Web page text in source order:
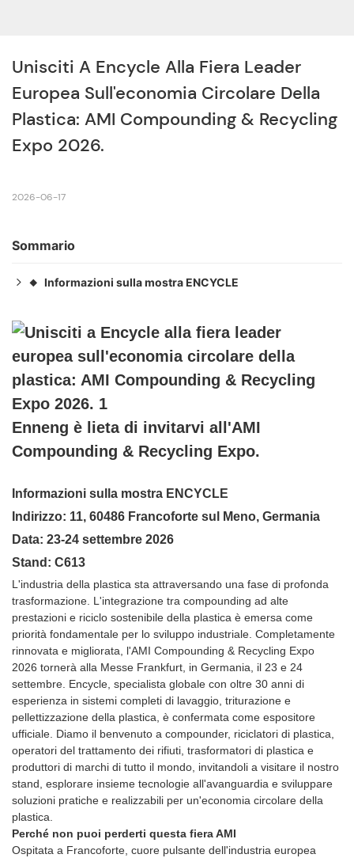
Unisciti A Encycle Alla Fiera Leader
Europea Sull'economia Circolare Della
Plastica: AMI Compounding & Recycling
Expo 2026.
2026-06-17
Sommario
◆ Informazioni sulla mostra ENCYCLE
◆ Data: 23-24 settembre 2026
Stand: C613
Enneng è lieta di invitarvi all'AMI
Compounding & Recycling Expo.
Informazioni sulla mostra ENCYCLE
Indirizzo: 11, 60486 Francoforte sul Meno, Germania
Data: 23-24 settembre 2026
Stand: C613
L'industria della plastica sta attraversando una fase di profonda
trasformazione. L'integrazione tra compounding ad alte
prestazioni e riciclo sostenibile della plastica è emersa come
priorità fondamentale per lo sviluppo industriale. Completamente
rinnovata e migliorata, l'AMI Compounding & Recycling Expo
2026 tornerà alla Messe Frankfurt, in Germania, il 23 e 24
settembre. Encycle, specialista globale con oltre 30 anni di
esperienza in sistemi completi di lavaggio, triturazione e
pellettizzazione della plastica, è confermata come espositore
ufficiale. Diamo il benvenuto a compounder, riciclatori di plastica,
operatori del trattamento dei rifiuti, trasformatori di plastica e
produttori di marchi di tutto il mondo, invitandoli a visitare il nostro
stand, esplorare insieme tecnologie all'avanguardia e sviluppare
soluzioni pratiche e realizzabili per un'economia circolare della
plastica.
Perché non puoi perderti questa fiera AMI
Ospitata a Francoforte, cuore pulsante dell'industria europea